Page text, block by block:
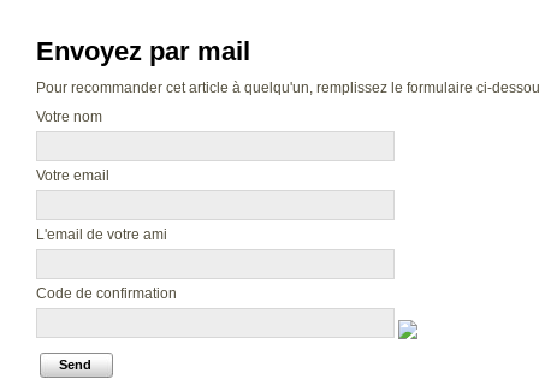
Envoyez par mail
Pour recommander cet article à quelqu'un, remplissez le formulaire ci-
Votre nom
Votre email
L'email de votre ami
Code de confirmation
Send